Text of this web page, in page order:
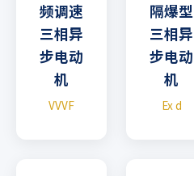
频调速
三相异
步电动
机
VVVF
隔爆型
三相异
步电动
机
Ex d